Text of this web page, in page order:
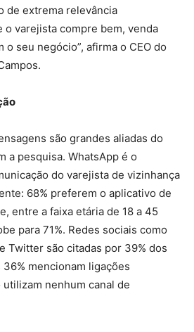
de extrema relevância
o varejista compre bem, venda
seu negócio”, afirma o CEO do
são grandes aliadas do
a pesquisa. WhatsApp é o
do varejista de vizinhança
68% preferem o aplicativo de
entre a faixa etária de 18 a 45
para 71%. Redes sociais como
Twitter são citadas por 39% dos
mencionam ligações
nenhum canal de